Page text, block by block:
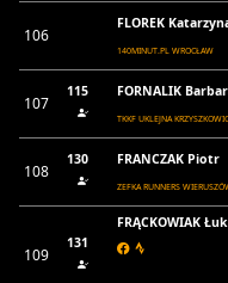
106
FLOREK
140MINUT.PL WROCŁAW
107
115 FORNALIK
TKKF UKLEJNA
108
130 FRANCZAK Piotr
ZEFKA RUNNERS
109
131
FRĄCKOWIAK